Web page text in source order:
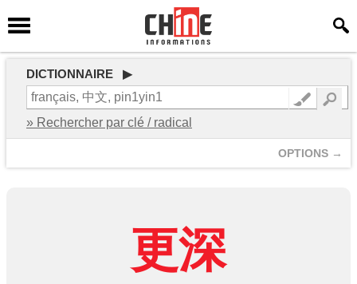
DICTIONNAIRE ▶
» Rechercher par clé / radical
OPTIONS →
更深